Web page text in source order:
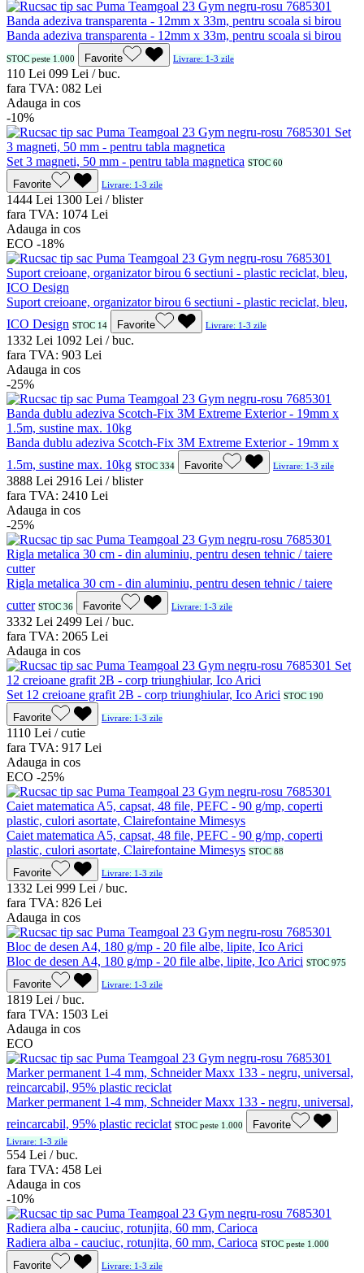
Banda adeziva transparenta - 12mm x 33m, pentru scoala si birou
STOC peste 1.000 Favorite Livrare: 1-3 zile
110 Lei 099 Lei / buc.
fara TVA: 082 Lei
Adauga in cos
-10%
Set 3 magneti, 50 mm - pentru tabla magnetica STOC 60
Favorite Livrare: 1-3 zile
1444 Lei 1300 Lei / blister
fara TVA: 1074 Lei
Adauga in cos
ECO -18%
Suport creioane, organizator birou 6 sectiuni - plastic reciclat, bleu,
ICO Design STOC 14 Favorite Livrare: 1-3 zile
1332 Lei 1092 Lei / buc.
fara TVA: 903 Lei
Adauga in cos
-25%
Banda dublu adeziva Scotch-Fix 3M Extreme Exterior - 19mm x
1.5m, sustine max. 10kg STOC 334 Favorite Livrare: 1-3 zile
3888 Lei 2916 Lei / blister
fara TVA: 2410 Lei
Adauga in cos
-25%
Rigla metalica 30 cm - din aluminiu, pentru desen tehnic / taiere
cutter STOC 36 Favorite Livrare: 1-3 zile
3332 Lei 2499 Lei / buc.
fara TVA: 2065 Lei
Adauga in cos
Set 12 creioane grafit 2B - corp triunghiular, Ico Arici STOC 190
Favorite Livrare: 1-3 zile
1110 Lei / cutie
fara TVA: 917 Lei
Adauga in cos
ECO -25%
Caiet matematica A5, capsat, 48 file, PEFC - 90 g/mp, coperti
plastic, culori asortate, Clairefontaine Mimesys STOC 88
Favorite Livrare: 1-3 zile
1332 Lei 999 Lei / buc.
fara TVA: 826 Lei
Adauga in cos
Bloc de desen A4, 180 g/mp - 20 file albe, lipite, Ico Arici STOC 975
Favorite Livrare: 1-3 zile
1819 Lei / buc.
fara TVA: 1503 Lei
Adauga in cos
ECO
Marker permanent 1-4 mm, Schneider Maxx 133 - negru, universal,
reincarcabil, 95% plastic reciclat STOC peste 1.000 Favorite
Livrare: 1-3 zile
554 Lei / buc.
fara TVA: 458 Lei
Adauga in cos
-10%
Radiera alba - cauciuc, rotunjita, 60 mm, Carioca STOC peste 1.000
Favorite Livrare: 1-3 zile